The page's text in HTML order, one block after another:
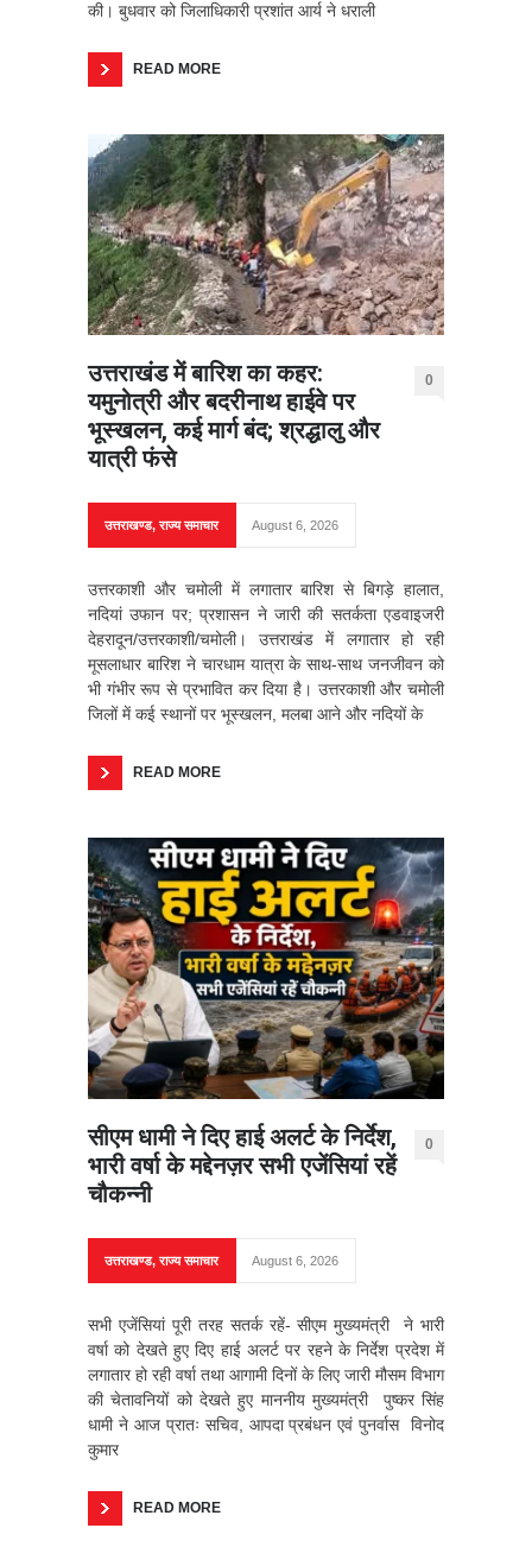
की। बुधवार को जिलाधिकारी प्रशांत आर्य ने धराली
READ MORE
उत्तराखंड में बारिश का कहर:
यमुनोत्री और बदरीनाथ हाईवे पर
भूस्खलन, कई मार्ग बंद; श्रद्धालु और
यात्री फंसे
0
उत्तराखण्ड,राज्य समाचार August 6, 2026
उत्तरकाशी और चमोली में लगातार बारिश से बिगड़े हालात,
नदियां उफान पर; प्रशासन ने जारी की सतर्कता एडवाइजरी
देहरादून/उत्तरकाशी/चमोली। उत्तराखंड में लगातार हो रही
मूसलाधार बारिश ने चारधाम यात्रा के साथ-साथ जनजीवन को
भी गंभीर रूप से प्रभावित कर दिया है। उत्तरकाशी और चमोली
जिलों में कई स्थानों पर भूस्खलन, मलबा आने और नदियों के
READ MORE
सीएम धामी ने दिए हाई अलर्ट के निर्देश,
भारी वर्षा के मद्देनज़र सभी एजेंसियां रहें
चौकन्नी
0
उत्तराखण्ड,राज्य समाचार August 6, 2026
सभी एजेंसियां पूरी तरह सतर्क रहें- सीएम मुख्यमंत्री ने भारी
वर्षा को देखते हुए दिए हाई अलर्ट पर रहने के निर्देश प्रदेश में
लगातार हो रही वर्षा तथा आगामी दिनों के लिए जारी मौसम विभाग
की चेतावनियों को देखते हुए माननीय मुख्यमंत्री पुष्कर सिंह
धामी ने आज प्रातः सचिव, आपदा प्रबंधन एवं पुनर्वास विनोद
कुमार
READ MORE